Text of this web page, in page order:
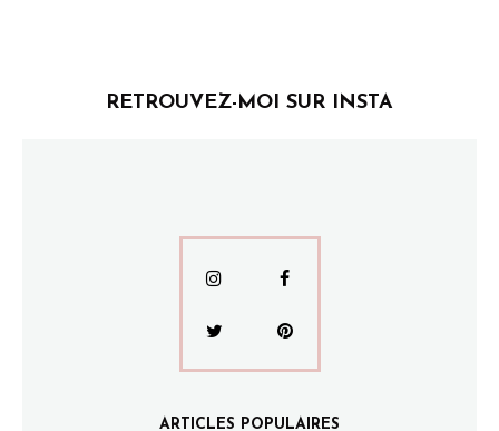
RETROUVEZ-MOI SUR INSTA
ARTICLES POPULAIRES